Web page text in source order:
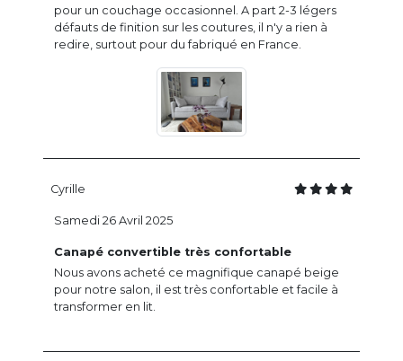
pour un couchage occasionnel. A part 2-3 légers
défauts de finition sur les coutures, il n'y a rien à
redire, surtout pour du fabriqué en France.
Cyrille
Canapé convertible très confortable
Nous avons acheté ce magnifique canapé beige
pour notre salon, il est très confortable et facile à
transformer en lit.
Samedi 26 Avril 2025